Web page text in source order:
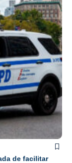
de facilitar